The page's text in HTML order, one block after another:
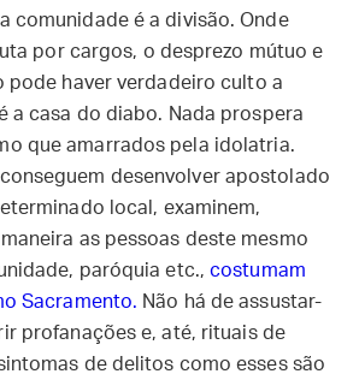
comunidade é a divisão. Onde
por cargos, o desprezo mútuo e
pode haver verdadeiro culto a
a casa do diabo. Nada prospera
que amarrados pela idolatria.
desenvolver apostolado
local, examinem,
as pessoas deste mesmo
paróquia etc.,costumam
Sacramento. Não há de assustar-
profanações e, até, rituais de
de delitos como esses são